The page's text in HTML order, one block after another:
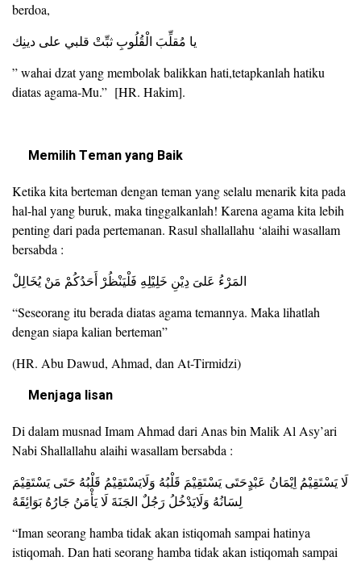
berdoa,
يا مُقلِّبَ الْقُلُوبِ ثبِّتْ قلبي على دينِك
” wahai dzat yang membolak balikkan hati,tetapkanlah hatiku
diatas agama-Mu.” [HR. Hakim].
Memilih Teman yang Baik
Ketika kita berteman dengan teman yang selalu menarik kita pada
hal-hal yang buruk, maka tinggalkanlah! Karena agama kita lebih
penting dari pada pertemanan. Rasul shallallahu ‘alaihi wasallam
bersabda :
المَرْءُ عَلىَ دِيْنِ خَلِيْلِهِ فَلْيَنْظُرْ أَحَدُكُمْ مَنْ يُخَالِلْ
“Seseorang itu berada diatas agama temannya. Maka lihatlah
dengan siapa kalian berteman”
(HR. Abu Dawud, Ahmad, dan At-Tirmidzi)
Menjaga lisan
Di dalam musnad Imam Ahmad dari Anas bin Malik Al Asy’ari
Nabi Shallallahu alaihi wasallam bersabda :
لَا يَسْتَقِيْمُ اِيْمَانُ عَبْدٍحَتَى يَسْتَقِيْمَ قَلْبُهُ وَلَايَسْتَقِيْمُ قَلْبُهُ حَتَى يَسْتَقِيْمَ
لِسَانُهُ وَلَايَدْخُلُ رَجُلٌ الجَنَةَ لَا يَأْمَنُ جَارُهُ بَوَاىِٔقَهُ
“Iman seorang hamba tidak akan istiqomah sampai hatinya
istiqomah. Dan hati seorang hamba tidak akan istiqomah sampai